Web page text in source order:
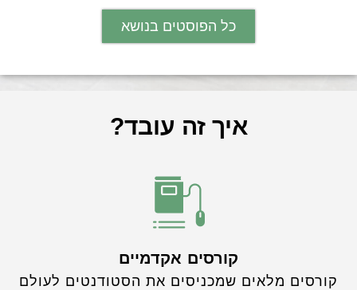
כל הפוסטים בנושא
איך זה עובד?
קורסים אקדמיים
קורסים מלאים שמכניסים את הסטודנטים לעולם